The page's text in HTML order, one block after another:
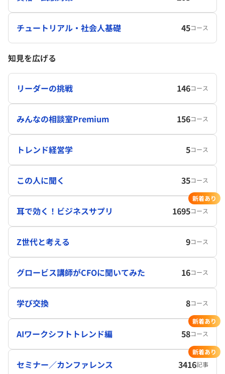
チュートリアル・社会人基礎 45コース
知見を広げる
リーダーの挑戦 146コース
みんなの相談室Premium 156コース
トレンド経営学 5コース
この人に聞く 35コース
耳で効く！ビジネスサプリ 1695コース
新着あり
Z世代と考える 9コース
グロービス講師がCFOに聞いてみた 16コース
学び交換 8コース
AIワークシフトトレンド編 58コース
新着あり
セミナー／カンファレンス 3416記事
新着あり